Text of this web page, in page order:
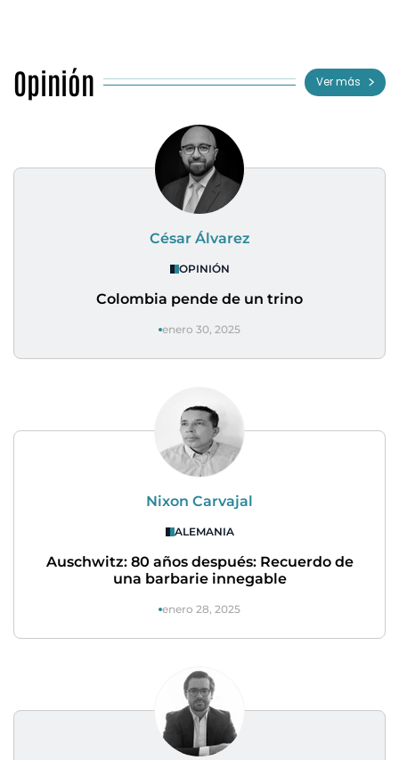
Opinión Ver más
César Álvarez
OPINIÓN
Colombia pende de un trino
enero 30, 2025
Nixon Carvajal
ALEMANIA
Auschwitz: 80 años después: Recuerdo de
una barbarie innegable
enero 28, 2025